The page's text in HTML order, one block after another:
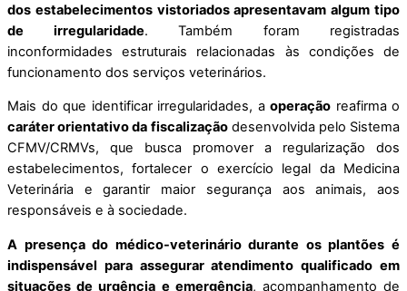
dos estabelecimentos vistoriados apresentavam algum tipo
de irregularidade. Também foram registradas
inconformidades estruturais relacionadas às condições de
funcionamento dos serviços veterinários.
Mais do que identificar irregularidades, a operação reafirma o
caráter orientativo da fiscalizaçãodesenvolvida pelo Sistema
CFMV/CRMVs, que busca promover a regularização dos
estabelecimentos, fortalecer o exercício legal da Medicina
Veterinária e garantir maior segurança aos animais, aos
responsáveis e à sociedade.
A presença do médico-veterinário durante os plantões é
indispensável para assegurar atendimento qualificado em
situações de urgência e emergência, acompanhamento de